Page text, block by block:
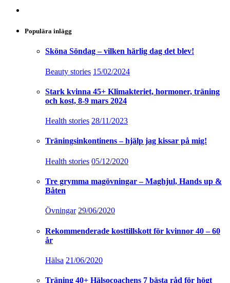
Populära inlägg
Sköna Söndag – vilken härlig dag det blev!
Beauty stories 15/02/2024
Stark kvinna 45+ Klimakteriet, hormoner, träning
och kost, 8-9 mars 2024
Health stories 28/11/2023
Träningsinkontinens – hjälp jag kissar på mig!
Health stories 05/12/2020
Tre grymma magövningar – Maghjul, Hands up &
Båten
Övningar 29/06/2020
Rekommenderade kosttillskott för kvinnor 40 – 60
år
Hälsa 21/06/2020
Träning 40+ Hälsocoachens 7 bästa råd för högt